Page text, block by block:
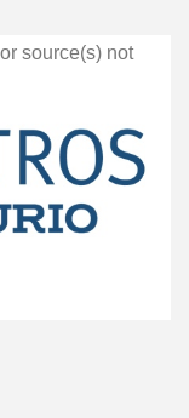
source(s) not
digital a
?